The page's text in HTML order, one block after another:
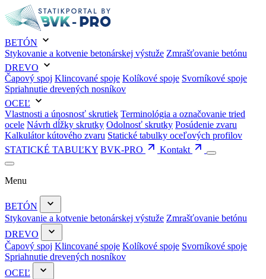
BETÓN
Stykovanie a kotvenie betonárskej výstuže Zmrašťovanie betónu
DREVO
Čapový spoj Klincované spoje Kolíkové spoje Svorníkové spoje
Spriahnutie drevených nosníkov
OCEĽ
Vlastnosti a únosnosť skrutiek Terminológia a označovanie tried
ocele Návrh dĺžky skrutky Odolnosť skrutky Posúdenie zvaru
Kalkulátor kútového zvaru Statické tabulky oceľových profilov
STATICKÉ TABUĽKY BVK-PRO Kontakt
Menu
BETÓN
Stykovanie a kotvenie betonárskej výstuže Zmrašťovanie betónu
DREVO
Čapový spoj Klincované spoje Kolíkové spoje Svorníkové spoje
Spriahnutie drevených nosníkov
OCEĽ